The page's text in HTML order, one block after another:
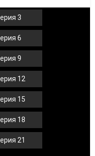
3
6
9
12
15
18
21